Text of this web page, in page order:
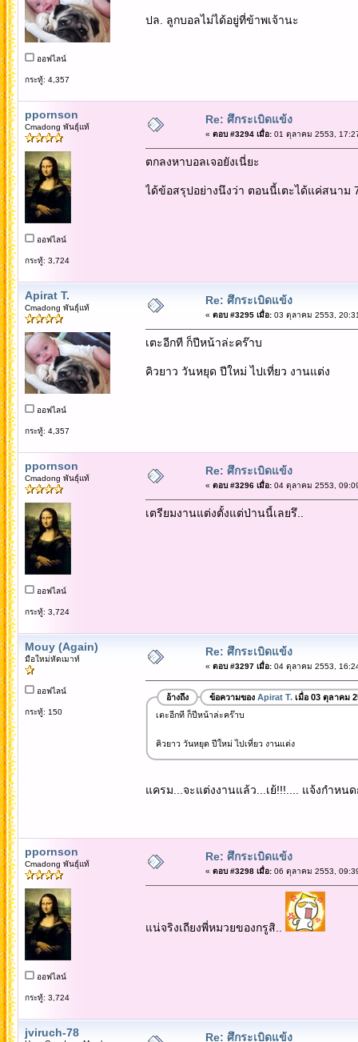
ออฟไลน์
กระทู้: 4,357
ปล. ลูกบอลไม่ได้อยู่ที่ข้าพเจ้านะ
ppornson
Cmadong พันธุ์แท้
ออฟไลน์
กระทู้: 3,724
Re: ศึกระเบิดแข้ง
« ตอบ #3294 เมื่อ:01 ตุลาคม 2553,
ตกลงหาบอลเจอยังเนี่ยะ
ได้ข้อสรุปอย่างนึงว่า ตอนนี้เตะได้แค่สนา
Apirat T.
Cmadong พันธุ์แท้
ออฟไลน์
กระทู้: 4,357
Re: ศึกระเบิดแข้ง
« ตอบ #3295 เมื่อ:03 ตุลาคม 2553,
เตะอีกที ก็ปีหน้าล่ะคร๊าบ
คิวยาว วันหยุด ปีใหม่ ไปเที่ยว งานแต่ง
ppornson
Cmadong พันธุ์แท้
ออฟไลน์
กระทู้: 3,724
Re: ศึกระเบิดแข้ง
« ตอบ #3296 เมื่อ:04 ตุลาคม 2553,
เตรียมงานแต่งตั้งแต่ป่านนี้เลยรึ..
Mouy (Again)
มือใหม่หัดเมาท์
ออฟไลน์
กระทู้: 150
Re: ศึกระเบิดแข้ง
« ตอบ #3297 เมื่อ:04 ตุลาคม 2553,
อ้างถึง ข้อความของ Apirat T.เมื่อ 03 ตุลาคม
เตะอีกที ก็ปีหน้าล่ะคร๊าบ
คิวยาว วันหยุด ปีใหม่ ไปเที่ยว งานแต่ง
แครม...จะแต่งงานแล้ว...เย้!!!.... แจ้งกำหน
ppornson
Cmadong พันธุ์แท้
ออฟไลน์
กระทู้: 3,724
Re: ศึกระเบิดแข้ง
« ตอบ #3298 เมื่อ:06 ตุลาคม 2553,
แน่จริงเถียงพี่หมวยของกรูสิ..
jviruch-78 Re: ศึกระเบิดแข้ง